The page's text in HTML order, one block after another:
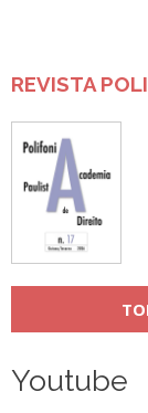
REVISTA
Youtube